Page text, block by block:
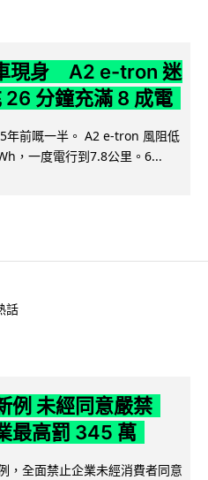
現身 A2 e-tron 迷
分鐘充滿 8 成電
年前嘅一半。 A2 e-tron 風阻低
，一度電行到7.8公里。6...
話
例 未經同意嚴禁
最高罰 345 萬
，全面禁止企業未經消費者同意